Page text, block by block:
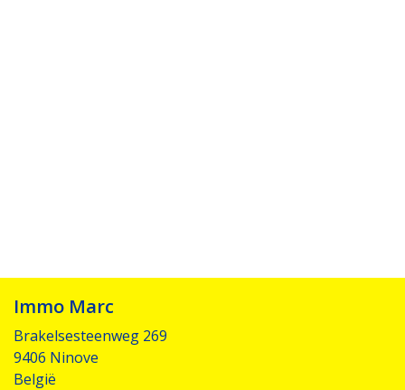
Immo Marc
Brakelsesteenweg 269
9406 Ninove
België